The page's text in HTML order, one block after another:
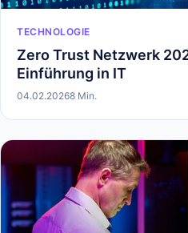
TECHNOLOGIE
Zero Trust Netzwerk
Einführung in IT
04.02.20268 Min.